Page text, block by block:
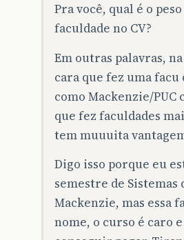
Pra você, qual é o
faculdade no CV?
Em outras palavras,
cara que fez uma
como Mackenzie/
que fez faculdades
tem muuuita
Digo isso porque eu
semestre de
Mackenzie, mas essa
nome, o curso é caro